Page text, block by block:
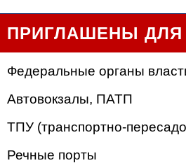
ПРИГЛАШЕНЫ ДЛЯ
Федеральные органы
Автовокзалы, ПАТП
ТПУ (транспортно-
Речные порты